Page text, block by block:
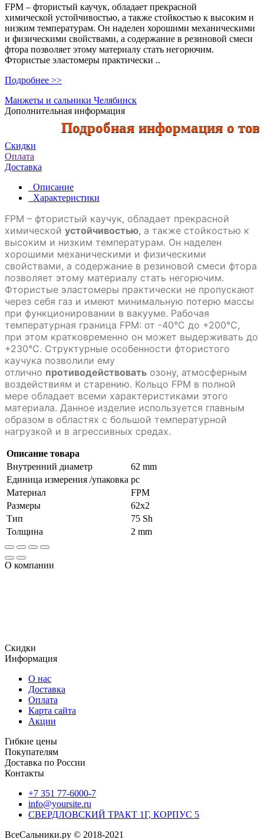
FPM – фтористый каучук, обладает прекрасной
химической устойчивостью, а также стойкостью к высоким и
низким температурам. Он наделен хорошими механическими
и физическими свойствами, а содержание в резиновой смеси
фтора позволяет этому материалу стать негорючим.
Фтористые эластомеры практически ..
Подробнее >>
Манжеты и сальники Челябинск
Дополнительная информация
Подробная информация о
Скидки
Оплата
Доставка
Описание
Характеристики
FPM – фтористый каучук, обладает прекрасной
химической устойчивостью, а также стойкостью к
высоким и низким температурам. Он наделен
хорошими механическими и физическими
свойствами, а содержание в резиновой смеси фтора
позволяет этому материалу стать негорючим.
Фтористые эластомеры практически не пропускают
через себя газ и имеют минимальную потерю массы
при функционировании в вакууме. Рабочая
температурная граница FPM: от -40°C до +200°C,
при этом кратковременно он может выдерживать до
+230°C. Структурные особенности фтористого
каучука позволили ему
отлично противодействовать озону, атмосферным
воздействиям и старению. Кольцо FPM в полной
мере обладает всеми характеристиками этого
материала. Данное изделие используется главным
образом в областях с большой температурной
нагрузкой и в агрессивных средах.
Описание товара
Внутренний диаметр
62 mm
Единица измерения /упаковка pc
Материал
FPM
Размеры
62x2
Тип
75 Sh
Толщина
2 mm
О компании
Скидки
Информация
О нас
Доставка
Оплата
Карта сайта
Акции
Гибкие цены
Покупателям
Доставка по России
Контакты
+7 351 77-6000-7
info@yoursite.ru
СВЕРДЛОВСКИЙ ТРАКТ 1Г, КОРПУС 5
ВсеСальники.ру © 2018-2021